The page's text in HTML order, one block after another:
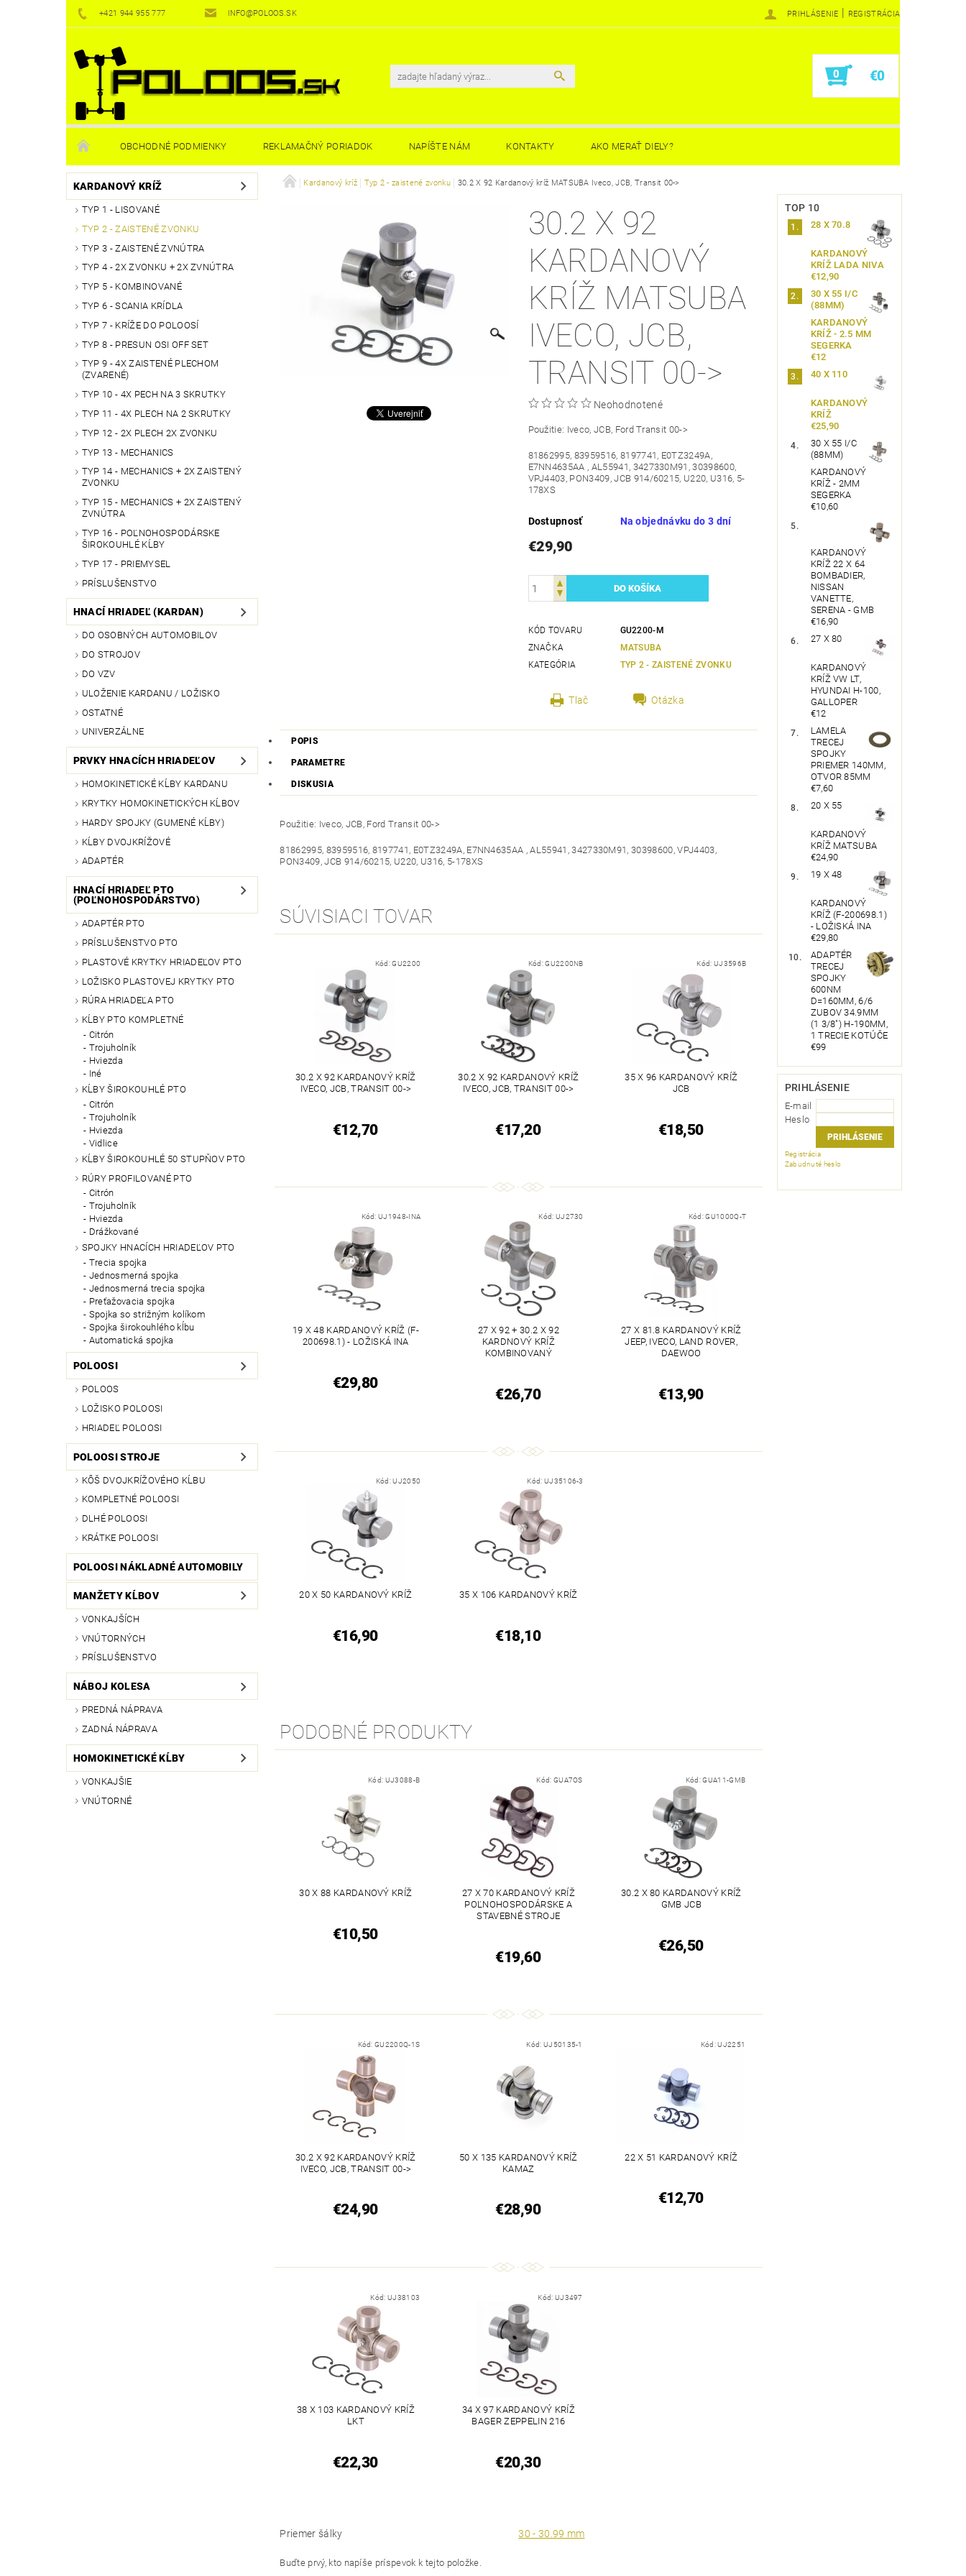
+421 944 955 777 INFO@POLOOS.SK PRIHLÁSENIE | REGISTRÁCIA
0 €0
OBCHODNÉ PODMIENKY REKLAMAČNÝ PORIADOK NAPÍŠTE NÁM KONTAKTY AKO MERAŤ DIELY?
KARDANOVÝ KRÍŽ
TYP 1 - LISOVANÉ
TYP 2 - ZAISTENÉ ZVONKU
TYP 3 - ZAISTENÉ ZVNÚTRA
TYP 4 - 2X ZVONKU + 2X ZVNÚTRA
TYP 5 - KOMBINOVANÉ
TYP 6 - SCANIA KRÍDLA
TYP 7 - KRÍŽE DO POLOOSÍ
TYP 8 - PRESUN OSI OFF SET
TYP 9 - 4X ZAISTENÉ PLECHOM
(ZVARENÉ)
TYP 10 - 4X PECH NA 3 SKRUTKY
TYP 11 - 4X PLECH NA 2 SKRUTKY
TYP 12 - 2X PLECH 2X ZVONKU
TYP 13 - MECHANICS
TYP 14 - MECHANICS + 2X ZAISTENÝ
ZVONKU
TYP 15 - MECHANICS + 2X ZAISTENÝ
ZVNÚTRA
TYP 16 - POĽNOHOSPODÁRSKE
ŠIROKOUHLÉ KĹBY
TYP 17 - PRIEMYSEL
PRÍSLUŠENSTVO
HNACÍ HRIADEĽ (KARDAN)
DO OSOBNÝCH AUTOMOBILOV
DO STROJOV
DO VZV
ULOŽENIE KARDANU / LOŽISKO
OSTATNÉ
UNIVERZÁLNE
PRVKY HNACÍCH HRIADEĽOV
HOMOKINETICKÉ KĹBY KARDANU
KRYTKY HOMOKINETICKÝCH KĹBOV
HARDY SPOJKY (GUMENÉ KĹBY)
KĹBY DVOJKRÍŽOVÉ
ADAPTÉR
HNACÍ HRIADEĽ PTO
(POĽNOHOSPODÁRSTVO)
ADAPTÉR PTO
PRÍSLUŠENSTVO PTO
PLASTOVÉ KRYTKY HRIADEĽOV PTO
LOŽISKO PLASTOVEJ KRYTKY PTO
RÚRA HRIADEĽA PTO
KĹBY PTO KOMPLETNÉ
Citrón
Trojuholník
Hviezda
Iné
KĹBY ŠIROKOUHLÉ PTO
Citrón
Trojuholník
Hviezda
Vidlice
KĹBY ŠIROKOUHLÉ 50 STUPŇOV PTO
RÚRY PROFILOVANÉ PTO
Citrón
Trojuholník
Hviezda
Drážkované
SPOJKY HNACÍCH HRIADEĽOV PTO
Trecia spojka
Jednosmerná spojka
Jednosmerná trecia spojka
Preťažovacia spojka
Spojka so strižným kolíkom
Spojka širokouhlého kĺbu
Automatická spojka
POLOOSI
POLOOS
LOŽISKO POLOOSI
HRIADEĽ POLOOSI
POLOOSI STROJE
KÔŠ DVOJKRÍŽOVÉHO KĹBU
KOMPLETNÉ POLOOSI
DLHÉ POLOOSI
KRÁTKE POLOOSI
POLOOSI NÁKLADNÉ AUTOMOBILY
MANŽETY KĹBOV
VONKAJŠÍCH
VNÚTORNÝCH
PRÍSLUŠENSTVO
NÁBOJ KOLESA
PREDNÁ NÁPRAVA
ZADNÁ NÁPRAVA
HOMOKINETICKÉ KĹBY
VONKAJŠIE
VNÚTORNÉ
Kardanový kríž Typ 2 - zaistené zvonku 30.2 X 92 Kardanový kríž MATSUBA Iveco, JCB, Transit 00->
30.2 X 92
KARDANOVÝ
KRÍŽ MATSUBA
IVECO, JCB,
TRANSIT 00->
Neohodnotené
Použitie: Iveco, JCB, Ford Transit 00->
81862995, 83959516, 8197741, E0TZ3249A,
E7NN4635AA , AL55941, 3427330M91, 30398600,
VPJ4403, PON3409, JCB 914/60215, U220, U316, 5-
178XS
Dostupnosť Na objednávku do 3 dní
€29,90
KÓD TOVARU
GU2200-M
ZNAČKA
MATSUBA
KATEGÓRIA
TYP 2 - ZAISTENÉ ZVONKU
Tlač Otázka
POPIS
PARAMETRE
DISKUSIA
Použitie: Iveco, JCB, Ford Transit 00->
81862995, 83959516, 8197741, E0TZ3249A, E7NN4635AA , AL55941, 3427330M91, 30398600, VPJ4403,
PON3409, JCB 914/60215, U220, U316, 5-178XS
SÚVISIACI TOVAR
Kód:GU2200
30.2 X 92 KARDANOVÝ KRÍŽ
IVECO, JCB, TRANSIT 00->
€12,70
Kód:GU2200NB
30.2 X 92 KARDANOVÝ KRÍŽ
IVECO, JCB, TRANSIT 00->
€17,20
Kód: UJ3596B
35 X 96 KARDANOVÝ KRÍŽ
JCB
€18,50
Kód:UJ1948-INA
19 X 48 KARDANOVÝ KRÍŽ (F-
200698.1) - LOŽISKÁ INA
€29,80
Kód: UJ2730
27 X 92 + 30.2 X 92
KARDNOVÝ KRÍŽ
KOMBINOVANÝ
€26,70
Kód:GU1000Q-T
27 X 81.8 KARDANOVÝ KRÍŽ
JEEP, IVECO, LAND ROVER,
DAEWOO
€13,90
Kód:UJ2050
20 X 50 KARDANOVÝ KRÍŽ
€16,90
Kód: UJ35106-3
35 X 106 KARDANOVÝ KRÍŽ
€18,10
PODOBNÉ PRODUKTY
Kód: UJ3088-B
30 X 88 KARDANOVÝ KRÍŽ
€10,50
Kód: GUA7OS
27 X 70 KARDANOVÝ KRÍŽ
POĽNOHOSPODÁRSKE A
STAVEBNÉ STROJE
€19,60
Kód:GUA11-GMB
30.2 X 80 KARDANOVÝ KRÍŽ
GMB JCB
€26,50
Kód:GU2200Q-1S
30.2 X 92 KARDANOVÝ KRÍŽ
IVECO, JCB, TRANSIT 00->
€24,90
Kód: UJ50135-1
50 X 135 KARDANOVÝ KRÍŽ
KAMAZ
€28,90
Kód:UJ2251
22 X 51 KARDANOVÝ KRÍŽ
€12,70
Kód:UJ38103
38 X 103 KARDANOVÝ KRÍŽ
LKT
€22,30
Kód: UJ3497
34 X 97 KARDANOVÝ KRÍŽ
BAGER ZEPPELIN 216
€20,30
Priemer šálky 30 - 30.99 mm
Buďte prvý, kto napíše príspevok k tejto položke.
TOP 10
28 X 70.8
KARDANOVÝ
KRÍŽ LADA NIVA
€12,90
30 X 55 I/C
(88MM)
KARDANOVÝ
KRÍŽ - 2.5 MM
SEGERKA
€12
40 X 110
KARDANOVÝ
KRÍŽ
€25,90
30 X 55 I/C
(88MM)
KARDANOVÝ
KRÍŽ - 2MM
SEGERKA
€10,60
KARDANOVÝ
KRÍŽ 22 X 64
BOMBADIER,
NISSAN
VANETTE,
SERENA - GMB
€16,90
27 X 80
KARDANOVÝ
KRÍŽ VW LT,
HYUNDAI H-100,
GALLOPER
€12
LAMELA
TRECEJ
SPOJKY
PRIEMER 140MM,
OTVOR 85MM
€7,60
20 X 55
KARDANOVÝ
KRÍŽ MATSUBA
€24,90
19 X 48
KARDANOVÝ
KRÍŽ (F-200698.1)
- LOŽISKÁ INA
€29,80
ADAPTÉR
TRECEJ
SPOJKY
600NM
D=160MM, 6/6
ZUBOV 34.9MM
(1 3/8") H-190MM,
1 TRECIE KOTÚČE
€99
PRIHLÁSENIE
E-mail
Heslo
Registrácia
Zabudnuté heslo